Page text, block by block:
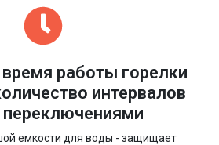
работы горелки
интервалов
емкости для воды - защищает